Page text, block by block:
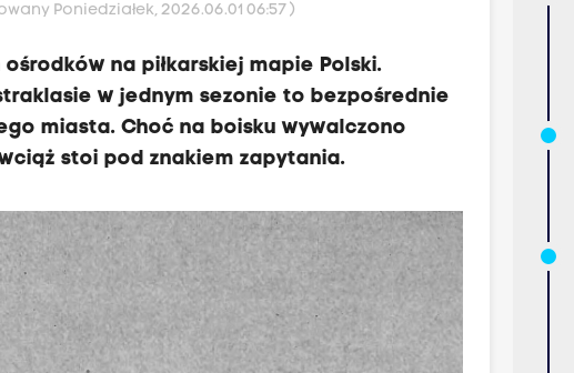
Poniedziałek, 2026.06.01 06:57 )
na piłkarskiej mapie Polski.
w jednym sezonie to bezpośrednie
miasta. Choć na boisku wywalczono
stoi pod znakiem zapytania.